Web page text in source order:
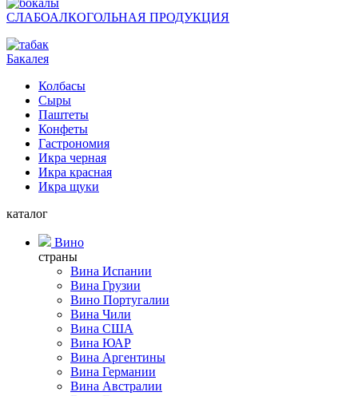
СЛАБОАЛКОГОЛЬНАЯ ПРОДУКЦИЯ
Бакалея
Колбасы
Сыры
Паштеты
Конфеты
Гастрономия
Икра черная
Икра красная
Икра щуки
каталог
Вино
страны
Вина Испании
Вина Грузии
Вино Португалии
Вина Чили
Вина США
Вина ЮАР
Вина Аргентины
Вина Германии
Вина Австралии